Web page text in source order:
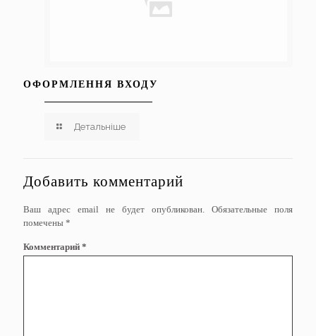
ОФОРМЛЕННЯ ВХОДУ
Детальніше
Добавить комментарий
Ваш адрес email не будет опубликован.
Обязательные поля
помечены *
Комментарий *